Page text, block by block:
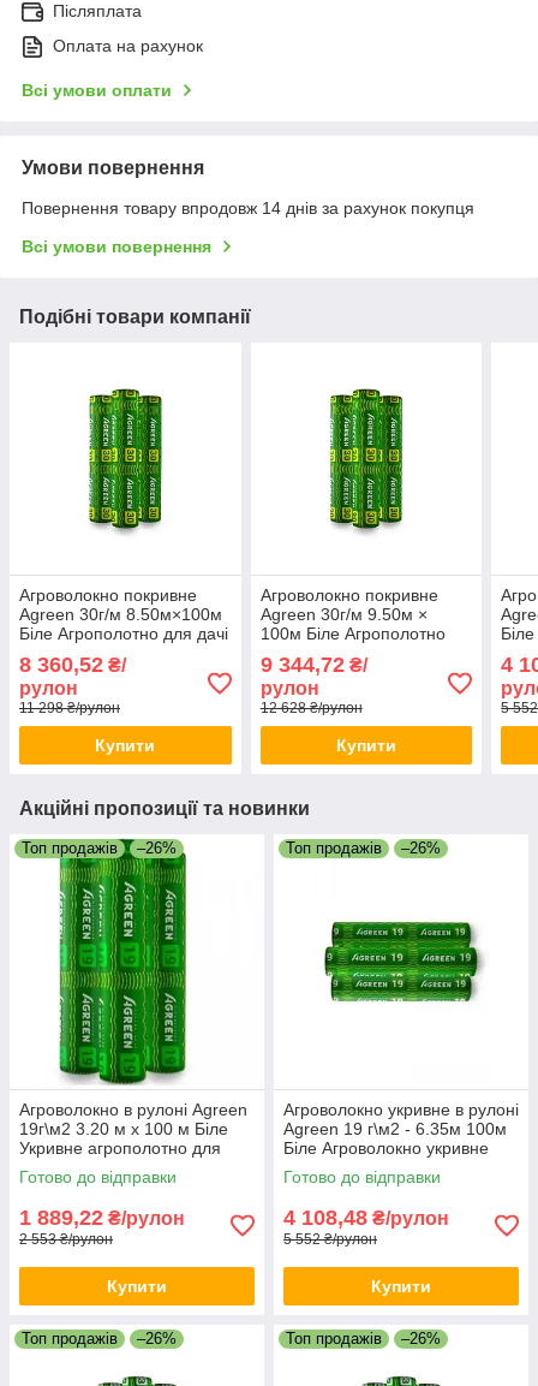
Післяплата
Оплата на рахунок
Всі умови оплати
Умови повернення
Повернення товару впродовж 14 днів за рахунок покупця
Всі умови повернення
Подібні товари компанії
Агроволокно покривне
Agreen 30г/м 8.50м×100м
Біле Агрополотно для дачі
теплиці
8 360,52 ₴/
рулон
11 298 ₴/рулон
Купити
Агроволокно покривне
Agreen 30г/м 9.50м ×
100м Біле Агрополотно
для розсади
9 344,72₴/
рулон
12 628 ₴/рулон
Купити
4
5
Акційні пропозиції та новинки
Топ продажів –26%
Агроволокно в рулоні Agreen
19г\м2 3.20 м х 100 м Біле
Укривне агрополотно для
грядок Агрополотно для саду
Готово до відправки
1 889,22 ₴/рулон
2 553 ₴/рулон
Купити
Топ продажів –26%
Агроволокно укривне в рулоні
Agreen 19 г\м2 - 6.35м 100м
Біле Агроволокно укривне
для фермерів
Готово до відправки
4 108,48 ₴/рулон
5 552 ₴/рулон
Купити
Топ продажів –26% Топ продажів –26%